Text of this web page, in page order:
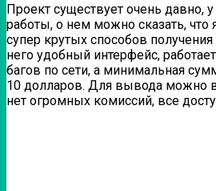
Проект существует очень давно,
работы, о нем можно сказать, что
супер крутых способов
него удобный интерфейс,
багов по сети, а минимальная
10 долларов. Для вывода можно
нет огромных комиссий, все